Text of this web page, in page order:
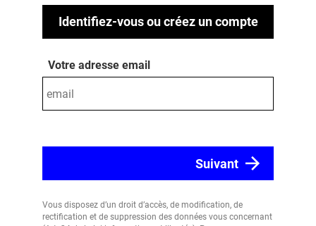
Identifiez-vous ou créez un compte
Votre adresse email
Vous disposez d’un droit d’accès, de modification, de
rectification et de suppression des données vous concernant